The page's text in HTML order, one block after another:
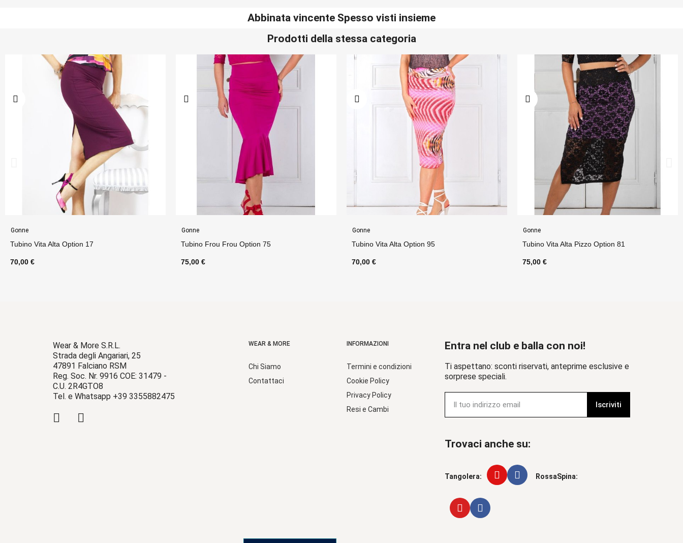
Abbinata vincente Spesso visti insieme
Prodotti della stessa categoria
Gonne
Tubino Vita Alta Option 17
70,00 €
Gonne
Tubino Frou Frou Option 75
75,00 €
Gonne
Tubino Vita Alta Option 95
70,00 €
Gonne
Tubino Vita Alta Pizzo Option 81
75,00 €
Wear & More S.R.L.
Strada degli Angariari, 25
47891 Falciano RSM
Reg. Soc. Nr. 9916 COE: 31479 -
C.U. 2R4GTO8
Tel. e Whatsapp +39 3355882475
WEAR & MORE
Chi Siamo
Contattaci
INFORMAZIONI
Termini e condizioni
Cookie Policy
Privacy Policy
Resi e Cambi
Entra nel club e balla con noi!
Ti aspettano: sconti riservati, anteprime esclusive e
sorprese speciali.
Iscriviti
Trovaci anche su:
Tangolera: RossaSpina: